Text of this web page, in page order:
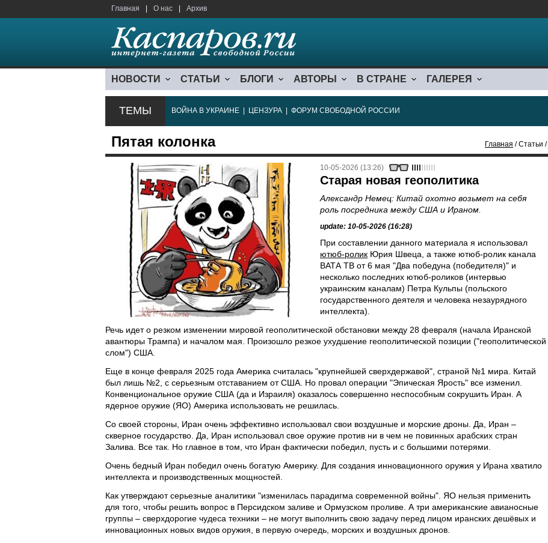
Главная О нас Архив
НОВОСТИ СТАТЬИ БЛОГИ АВТОРЫ В СТРАНЕ ГАЛЕРЕЯ
ТЕМЫ ВОЙНА В УКРАИНЕ ЦЕНЗУРА ФОРУМ СВОБОДНОЙ РОССИИ
Пятая колонка Главная / Статьи /
10-05-2026 (13:26)
Старая новая геополитика
Александр Немец: Китай охотно возьмет на себя
роль посредника между США и Ираном.
update: 10-05-2026 (16:28)
При составлении данного материала я использовал
ютюб-ролик Юрия Швеца, а также ютюб-ролик канала
ВАТА ТВ от 6 мая "Два победуна (победителя)" и
несколько последних ютюб-роликов (интервью
украинским каналам) Петра Кульпы (польского
государственного деятеля и человека незаурядного
интеллекта).
Речь идет о резком изменении мировой геополитической обстановки между 28 февраля (начала Иранской
авантюры Трампа) и началом мая. Произошло резкое ухудшение геополитической позиции ("геополитической
слом") США.
Еще в конце февраля 2025 года Америка считалась "крупнейшей сверхдержавой", страной №1 мира. Китай
был лишь №2, с серьезным отставанием от США. Но провал операции "Эпическая Ярость" все изменил.
Конвенциональное оружие США (да и Израиля) оказалось совершенно неспособным сокрушить Иран. А
ядерное оружие (ЯО) Америка использовать не решилась.
Со своей стороны, Иран очень эффективно использовал свои воздушные и морские дроны. Да, Иран –
скверное государство. Да, Иран использовал свое оружие против ни в чем не повинных арабских стран
Залива. Все так. Но главное в том, что Иран фактически победил, пусть и с большими потерями.
Очень бедный Иран победил очень богатую Америку. Для создания инновационного оружия у Ирана хватило
интеллекта и производственных мощностей.
Как утверждают серьезные аналитики "изменилась парадигма современной войны". ЯО нельзя применить
для того, чтобы решить вопрос в Персидском заливе и Ормузском проливе. А три американские авианосные
группы – сверхдорогие чудеса техники – не могут выполнить свою задачу перед лицом иранских дешёвых и
инновационных новых видов оружия, в первую очередь, морских и воздушных дронов.